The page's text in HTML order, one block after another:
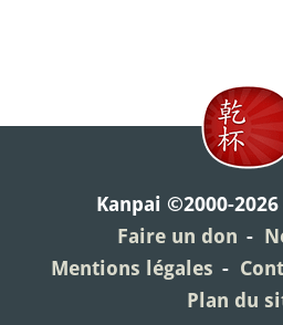
Kanpai ©2000-2026
Faire un don
Mentions légales
Plan du